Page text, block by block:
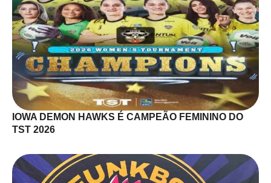
IOWA DEMON HAWKS É CAMPEÃO FEMININO DO
TST 2026